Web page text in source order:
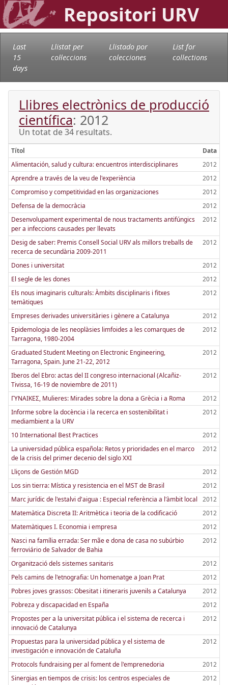
Repositori URV
Last
15
days
Llistat per
col·leccions
Llistado por
colecciones
List for
collections
Llibres electrònics de producció
científica: 2012
Un totat de 34 resultats.
Títol
Data
Alimentación, salud y cultura: encuentros interdisciplinares
2012
Aprendre a través de la veu de l'experiència
2012
Compromiso y competitividad en las organizaciones
2012
Defensa de la democràcia
2012
Desenvolupament experimental de nous tractaments antifúngics
per a infeccions causades per llevats
2012
Desig de saber: Premis Consell Social URV als millors treballs de
recerca de secundària 2009-2011
2012
Dones i universitat
2012
El segle de les dones
2012
Els nous imaginaris culturals: Àmbits disciplinaris i fitxes
temàtiques
2012
Empreses derivades universitàries i gènere a Catalunya
2012
Epidemologia de les neoplàsies limfoides a les comarques de
Tarragona, 1980-2004
2012
Graduated Student Meeting on Electronic Engineering,
Tarragona, Spain. June 21-22, 2012
2012
Iberos del Ebro: actas del II congreso internacional (Alcañiz-
Tivissa, 16-19 de noviembre de 2011)
2012
ΓΥΝΑIΚΕΣ, Mulieres: Mirades sobre la dona a Grècia i a Roma
2012
Informe sobre la docència i la recerca en sostenibilitat i
mediambient a la URV
2012
10 International Best Practices
2012
La universidad pública española: Retos y prioridades en el marco
de la crisis del primer decenio del siglo XXI
2012
Lliçons de Gestión MGD
2012
Los sin tierra: Mística y resistencia en el MST de Brasil
2012
Marc jurídic de l'estalvi d'aigua : Especial referència a l'àmbit local
2012
Matemàtica Discreta II: Aritmètica i teoria de la codificació
2012
Matemàtiques I. Economia i empresa
2012
Nasci na família errada: Ser mãe e dona de casa no subúrbio
ferroviário de Salvador de Bahia
2012
Organització dels sistemes sanitaris
2012
Pels camins de l'etnografia: Un homenatge a Joan Prat
2012
Pobres joves grassos: Obesitat i itineraris juvenils a Catalunya
2012
Pobreza y discapacidad en España
2012
Propostes per a la universitat pública i el sistema de recerca i
innovació de Catalunya
2012
Propuestas para la universidad pública y el sistema de
investigación e innovación de Cataluña
2012
Protocols fundraising per al foment de l'emprenedoria
2012
Sinergias en tiempos de crisis: los centros especiales de
2012